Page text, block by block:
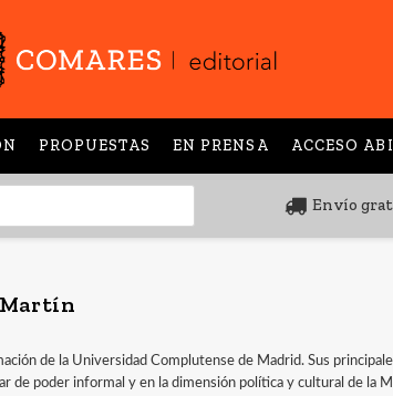
PROPUESTAS EN PRENSA ACCESO
Envío
Martín
de la Universidad Complutense de Madrid. Sus
de poder informal y en la dimensión política y cultural de la